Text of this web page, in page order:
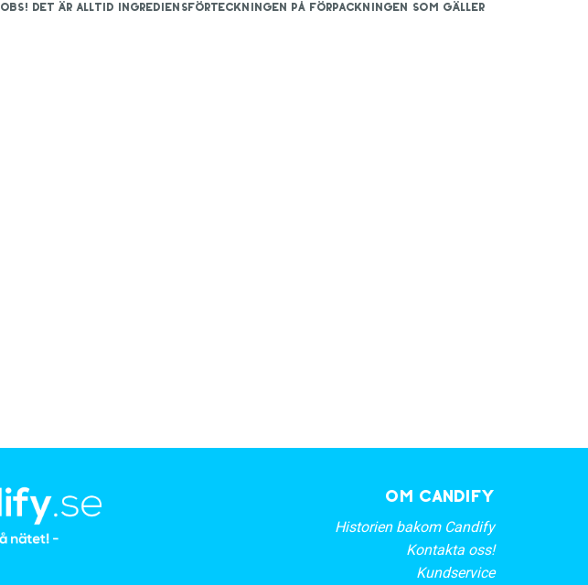
OBS! Det är alltid ingrediensförteckningen på förpackningen som gäller
OM CANDIFY
Historien bakom Candify
Kontakta oss!
Kundservice